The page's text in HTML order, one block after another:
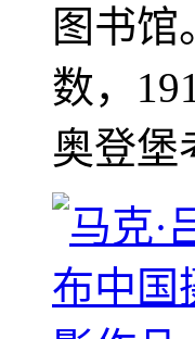
图书
数，
奥登堡